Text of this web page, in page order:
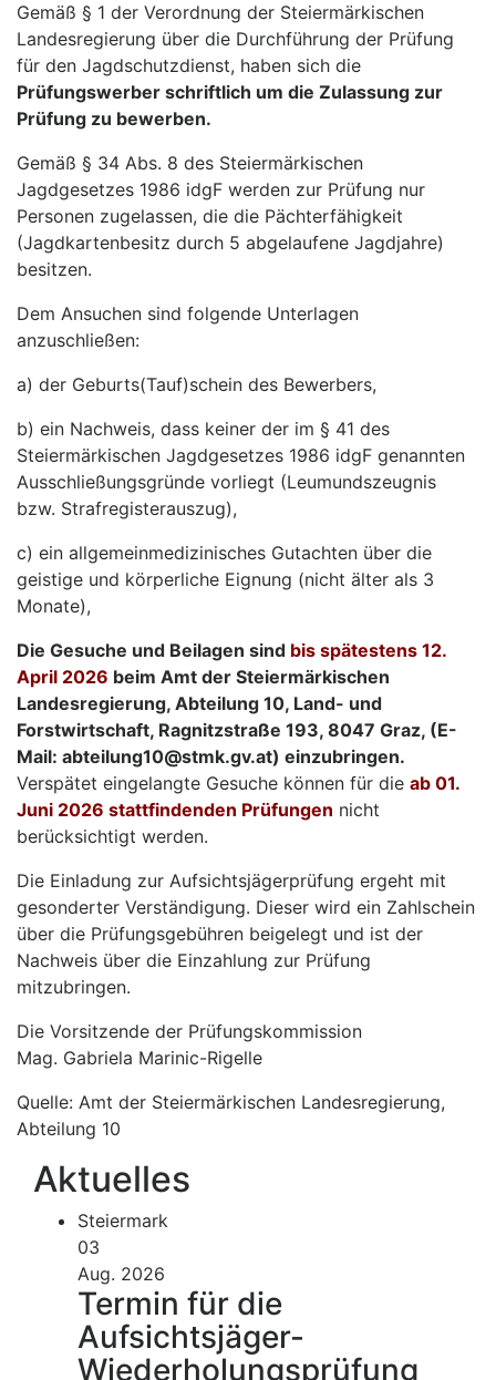
Gemäß § 1 der Verordnung der Steiermärkischen
Landesregierung über die Durchführung der Prüfung
für den Jagdschutzdienst, haben sich die
Prüfungswerber schriftlich um die Zulassung zur
Prüfung zu bewerben.
Gemäß § 34 Abs. 8 des Steiermärkischen
Jagdgesetzes 1986 idgF werden zur Prüfung nur
Personen zugelassen, die die Pächterfähigkeit
(Jagdkartenbesitz durch 5 abgelaufene Jagdjahre)
besitzen.
Dem Ansuchen sind folgende Unterlagen
anzuschließen:
a) der Geburts(Tauf)schein des Bewerbers,
b) ein Nachweis, dass keiner der im § 41 des
Steiermärkischen Jagdgesetzes 1986 idgF genannten
Ausschließungsgründe vorliegt (Leumundszeugnis
bzw. Strafregisterauszug),
c) ein allgemeinmedizinisches Gutachten über die
geistige und körperliche Eignung (nicht älter als 3
Monate),
Die Gesuche und Beilagen sind bis spätestens 12.
April 2026 beim Amt der Steiermärkischen
Landesregierung, Abteilung 10, Land- und
Forstwirtschaft, Ragnitzstraße 193, 8047 Graz, (E-
Mail: abteilung10@stmk.gv.at) einzubringen.
Verspätet eingelangte Gesuche können für die ab 01.
Juni 2026 stattfindenden Prüfungen nicht
berücksichtigt werden.
Die Einladung zur Aufsichtsjägerprüfung ergeht mit
gesonderter Verständigung. Dieser wird ein Zahlschein
über die Prüfungsgebühren beigelegt und ist der
Nachweis über die Einzahlung zur Prüfung
mitzubringen.
Die Vorsitzende der Prüfungskommission
Mag. Gabriela Marinic-Rigelle
Quelle: Amt der Steiermärkischen Landesregierung,
Abteilung 10
Aktuelles
Steiermark
03
Aug. 2026
Termin für die
Aufsichtsjäger-
Wiederholungsprüfung